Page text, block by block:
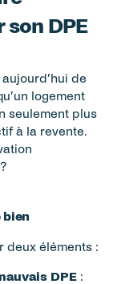
DPE
de
logement
seulement plus
à la revente.
bien
deux éléments :
DPE :